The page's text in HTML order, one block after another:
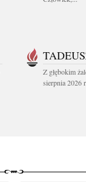
Z głębokim
sierpnia 2026